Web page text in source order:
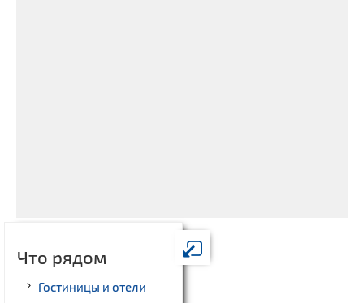
Что рядом
Гостиницы и отели